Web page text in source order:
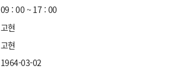
09 : 00 ~ 17 : 00
고현
고현
1964-03-02